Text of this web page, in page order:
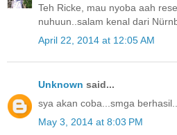
Teh Ricke, mau nyoba aah
nuhuun..salam kenal dari
April 22, 2014 at 12:05 AM
Unknown said...
sya akan coba...smga
May 3, 2014 at 8:03 PM